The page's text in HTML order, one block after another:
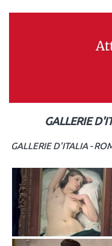
GALLERIE
GALLERIE D'ITALIA -